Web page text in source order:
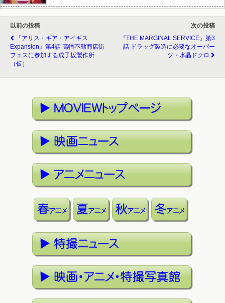
以前の投稿
『アリス・ギア・アイギス
Expansion』第4話 高幡不動商店街
フェスに参加する成子坂製作所
（仮）
次の投稿
『THE MARGINAL SERVICE』第3
話 ドラッグ製造に必要なオーパー
ツ・水晶ドクロ